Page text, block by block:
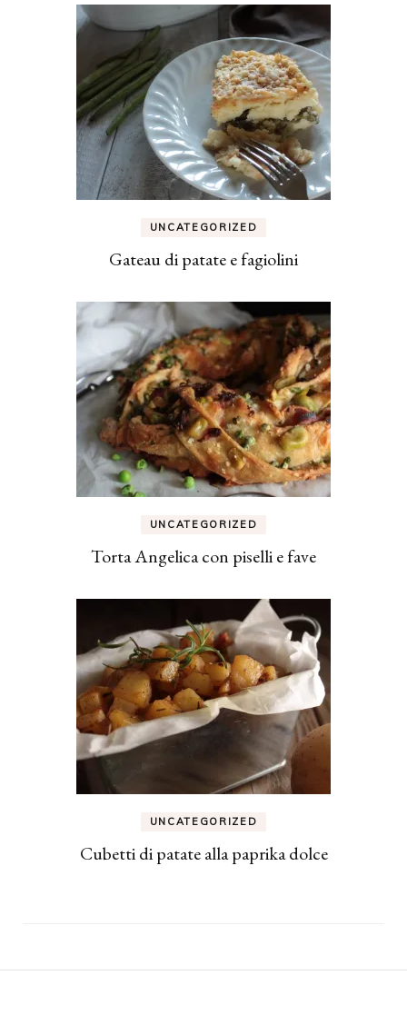
UNCATEGORIZED
Gateau di patate e fagiolini
UNCATEGORIZED
Torta Angelica con piselli e fave
UNCATEGORIZED
Cubetti di patate alla paprika dolce